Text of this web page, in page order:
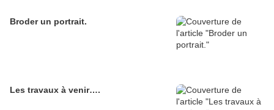
Broder un portrait.
Les travaux à venir….